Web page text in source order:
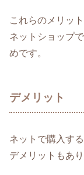
これらのメリッ
ネットショップ
めです。
デメリット
ネットで購入す
デメリットもあり